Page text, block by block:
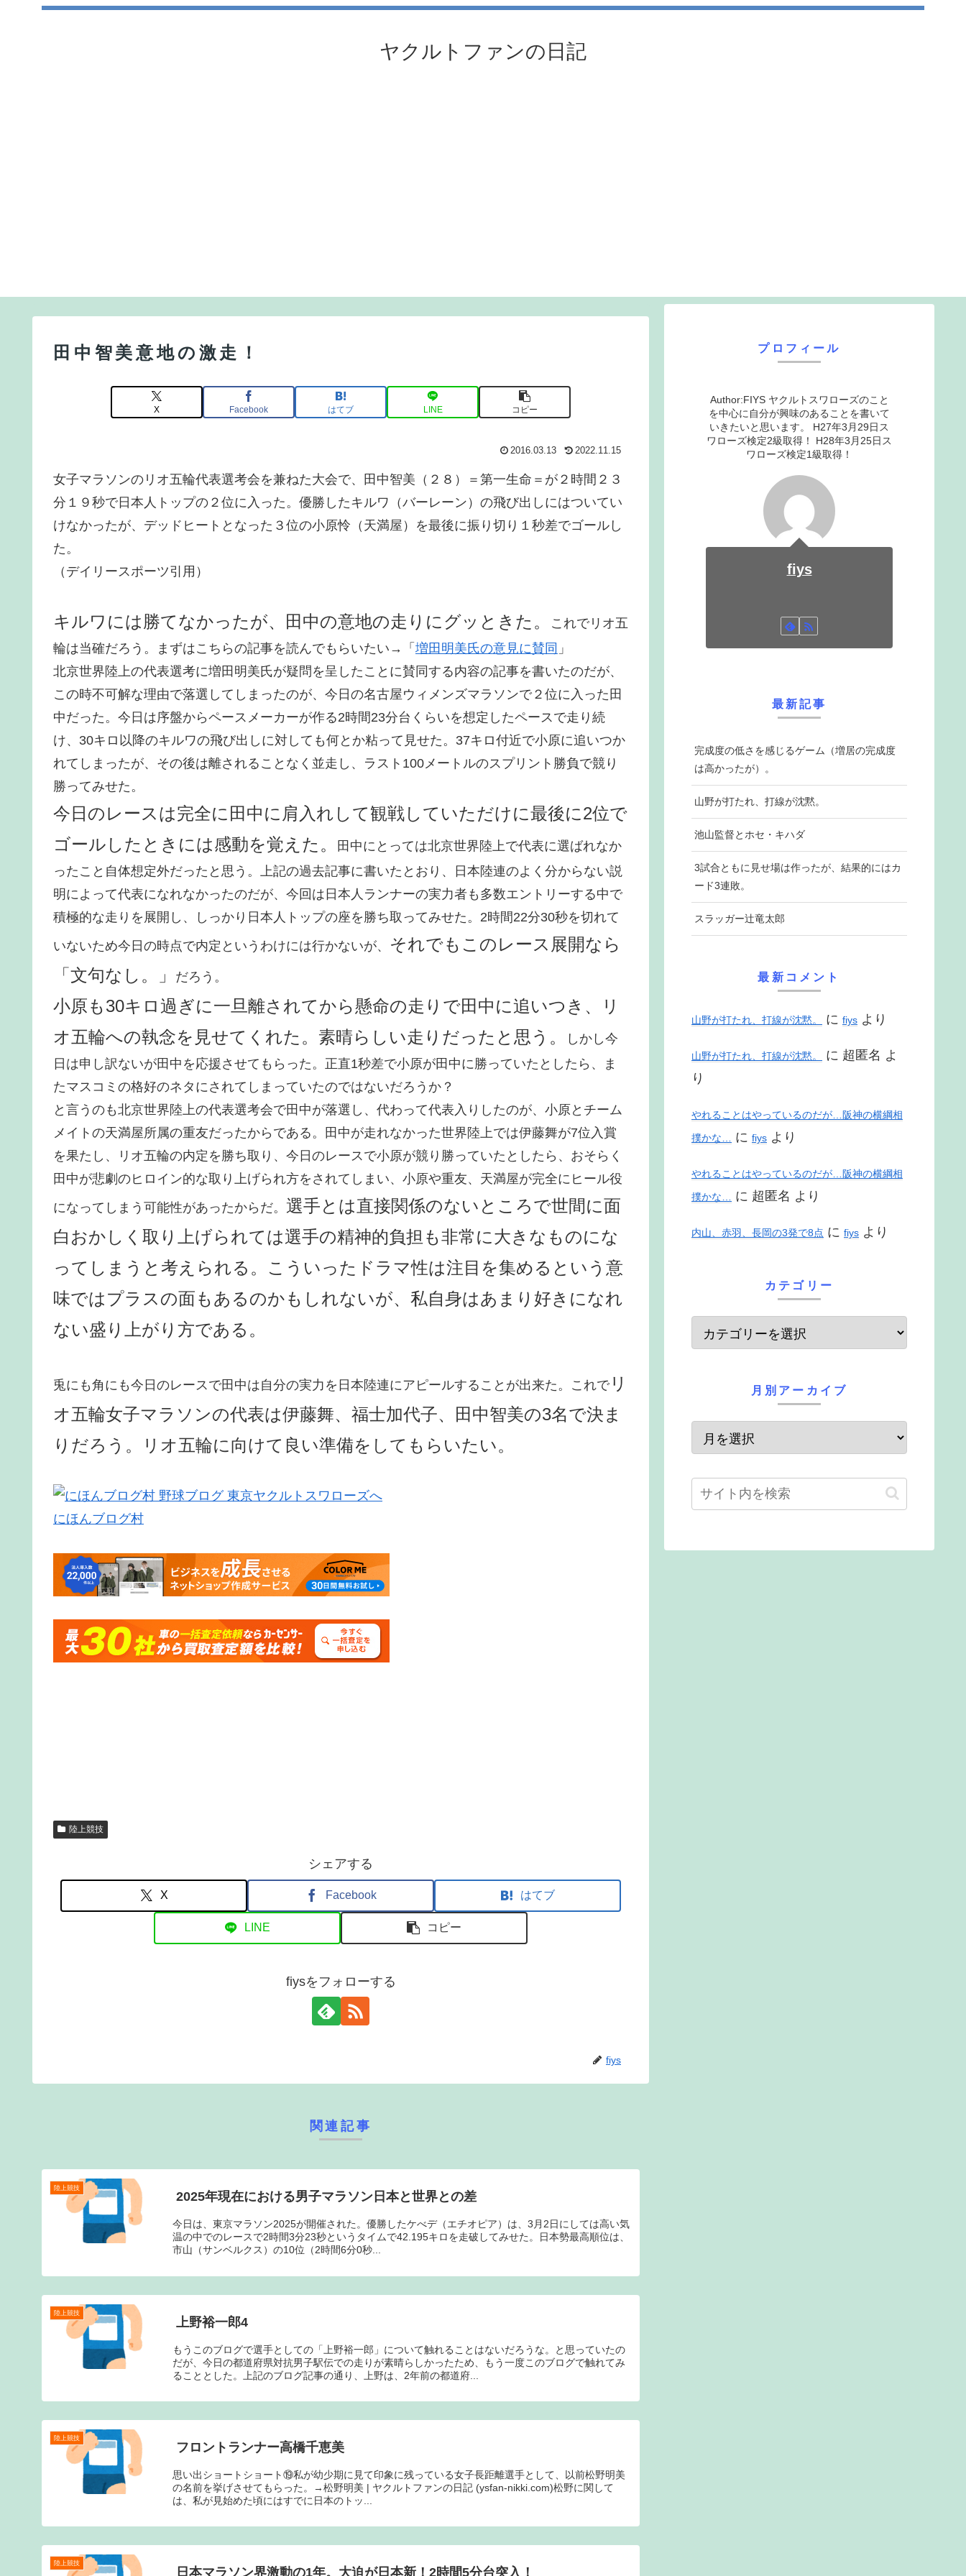
ヤクルトファンの日記
田中智美意地の激走！
X Facebook はてブ LINE コピー
2016.03.13 2022.11.15
女子マラソンのリオ五輪代表選考会を兼ねた大会で、田中智美（２８）＝第一生命＝が２時間２３
分１９秒で日本人トップの２位に入った。優勝したキルワ（バーレーン）の飛び出しにはついてい
けなかったが、デッドヒートとなった３位の小原怜（天満屋）を最後に振り切り１秒差でゴールし
た。
（デイリースポーツ引用）
キルワには勝てなかったが、田中の意地の走りにグッときた。
これでリオ五
輪は当確だろう。まずはこちらの記事を読んでもらいたい→「 増田明美氏の意見に賛同 」
北京世界陸上の代表選考に増田明美氏が疑問を呈したことに賛同する内容の記事を書いたのだが、
この時不可解な理由で落選してしまったのが、今日の名古屋ウィメンズマラソンで２位に入った田
中だった。今日は序盤からペースメーカーが作る2時間23分台くらいを想定したペースで走り続
け、30キロ以降のキルワの飛び出しに対しても何とか粘って見せた。37キロ付近で小原に追いつか
れてしまったが、その後は離されることなく並走し、ラスト100メートルのスプリント勝負で競り
勝ってみせた。
今日のレースは完全に田中に肩入れして観戦していただけに最後に2位で
ゴールしたときには感動を覚えた。
田中にとっては北京世界陸上で代表に選ばれなか
ったこと自体想定外だったと思う。上記の過去記事に書いたとおり、日本陸連のよく分からない説
明によって代表になれなかったのだが、今回は日本人ランナーの実力者も多数エントリーする中で
積極的な走りを展開し、しっかり日本人トップの座を勝ち取ってみせた。2時間22分30秒を切れて
いないため今日の時点で内定というわけには行かないが、 それでもこのレース展開なら
「文句なし。」
だろう。
小原も30キロ過ぎに一旦離されてから懸命の走りで田中に追いつき、リ
オ五輪への執念を見せてくれた。素晴らしい走りだったと思う。
しかし今
日は申し訳ないが田中を応援させてもらった。正直1秒差で小原が田中に勝っていたとしたら、ま
たマスコミの格好のネタにされてしまっていたのではないだろうか？
と言うのも北京世界陸上の代表選考会で田中が落選し、代わって代表入りしたのが、小原とチーム
メイトの天満屋所属の重友だったからである。田中が走れなかった世界陸上では伊藤舞が7位入賞
を果たし、リオ五輪の内定を勝ち取り、今日のレースで小原が競り勝っていたとしたら、おそらく
田中が悲劇のヒロイン的な取り上げられ方をされてしまい、小原や重友、天満屋が完全にヒール役
になってしまう可能性があったからだ。 選手とは直接関係のないところで世間に面
白おかしく取り上げられては選手の精神的負担も非常に大きなものにな
ってしまうと考えられる。こういったドラマ性は注目を集めるという意
味ではプラスの面もあるのかもしれないが、私自身はあまり好きになれ
ない盛り上がり方である。
兎にも角にも今日のレースで田中は自分の実力を日本陸連にアピールすることが出来た。これでリ
オ五輪女子マラソンの代表は伊藤舞、福士加代子、田中智美の3名で決ま
りだろう。リオ五輪に向けて良い準備をしてもらいたい。
にほんブログ村
陸上競技
シェアする
X Facebook はてブ
LINE コピー
fiysをフォローする
fiys
関連記事
陸上競技
2025年現在における男子マラソン日本と世界との差
今日は、東京マラソン2025が開催された。優勝したケべデ（エチオピア）は、3月2日にしては高い気
温の中でのレースで2時間3分23秒というタイムで42.195キロを走破してみせた。日本勢最高順位は、
市山（サンベルクス）の10位（2時間6分0秒...
陸上競技
上野裕一郎4
もうこのブログで選手としての「上野裕一郎」について触れることはないだろうな。と思っていたの
だが、今日の都道府県対抗男子駅伝での走りが素晴らしかったため、もう一度このブログで触れてみ
ることとした。上記のブログ記事の通り、上野は、2年前の都道府...
陸上競技
フロントランナー高橋千恵美
思い出ショートショート⑲私が幼少期に見て印象に残っている女子長距離選手として、以前松野明美
の名前を挙げさせてもらった。→松野明美 | ヤクルトファンの日記 (ysfan-nikki.com)松野に関して
は、私が見始めた頃にはすでに日本のトッ...
陸上競技
日本マラソン界激動の1年。大迫が日本新！2時間5分台突入！
プロフィール
Author:FIYS ヤクルトスワローズのこと
を中心に自分が興味のあることを書いて
いきたいと思います。 H27年3月29日ス
ワローズ検定2級取得！ H28年3月25日ス
ワローズ検定1級取得！
fiys
最新記事
完成度の低さを感じるゲーム（増居の完成度
は高かったが）。
山野が打たれ、打線が沈黙。
池山監督とホセ・キハダ
3試合ともに見せ場は作ったが、結果的にはカ
ード3連敗。
スラッガー辻竜太郎
最新コメント
山野が打たれ、打線が沈黙。 に fiys より
山野が打たれ、打線が沈黙。 に 超匿名 よ
り
やれることはやっているのだが…阪神の横綱相
撲かな… に fiys より
やれることはやっているのだが…阪神の横綱相
撲かな… に 超匿名 より
内山、赤羽、長岡の3発で8点 に fiys より
カテゴリー
月別アーカイブ